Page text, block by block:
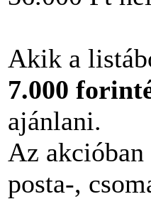
Akik a
7.000
ajánlani.
Az akcióban
posta-,